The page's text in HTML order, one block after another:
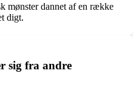
mønster dannet af en række
digt.
sig fra andre